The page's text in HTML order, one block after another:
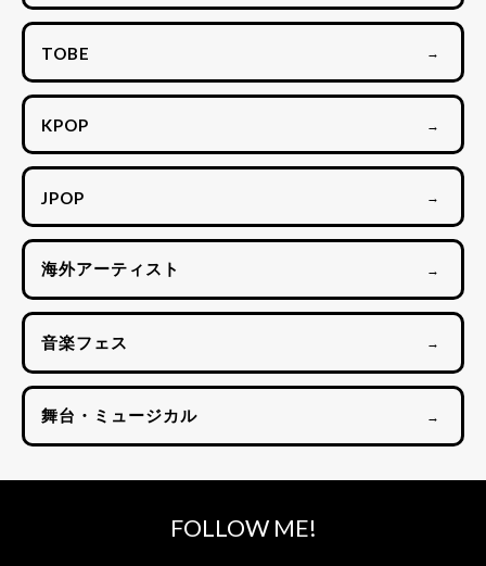
TOBE →
KPOP →
JPOP →
海外アーティスト →
音楽フェス →
舞台・ミュージカル →
FOLLOW ME!